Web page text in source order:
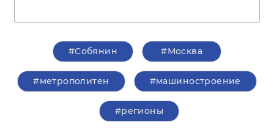
#Собянин #Москва
#метрополитен #машиностроение
#регионы